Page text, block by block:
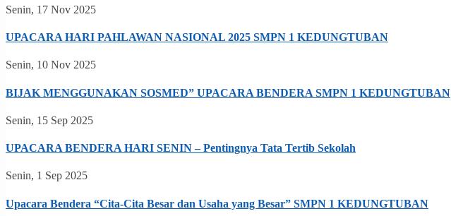
Senin, 17 Nov 2025
UPACARA HARI PAHLAWAN NASIONAL 2025 SMPN 1 KEDUNGTUBAN
Senin, 10 Nov 2025
BIJAK MENGGUNAKAN SOSMED” UPACARA BENDERA SMPN 1 KEDUNGTUBAN
Senin, 15 Sep 2025
UPACARA BENDERA HARI SENIN – Pentingnya Tata Tertib Sekolah
Senin, 1 Sep 2025
Upacara Bendera “Cita-Cita Besar dan Usaha yang Besar” SMPN 1 KEDUNGTUBAN